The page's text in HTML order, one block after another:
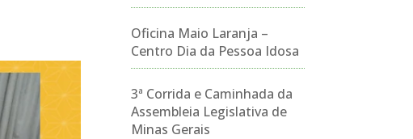
Oficina Maio Laranja –
Centro Dia da Pessoa Idosa
3ª Corrida e Caminhada da
Assembleia Legislativa de
Minas Gerais